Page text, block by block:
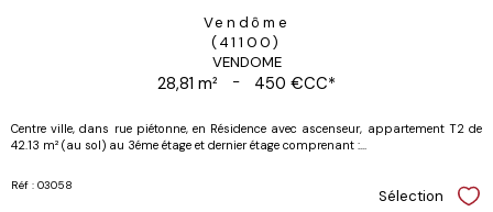
Vendôme
(41100)
VENDOME
28,81 m² - 450 €CC*
Centre ville, dans rue piétonne, en Résidence avec ascenseur, appartement T2 de
42.13 m² (au sol) au 3éme étage et dernier étage comprenant :...
Réf : 03058
Sélection